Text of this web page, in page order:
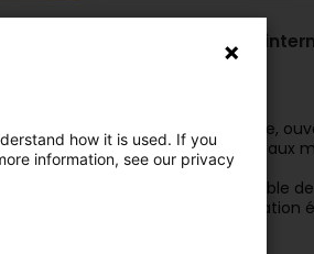
des fonctionnaires
institution coopérative financière,
intergouvernementales et aux
principes mutualistes, un ensemble
bancaires bénéficiant d’une notation
how it is used. If you
information, see our privacy